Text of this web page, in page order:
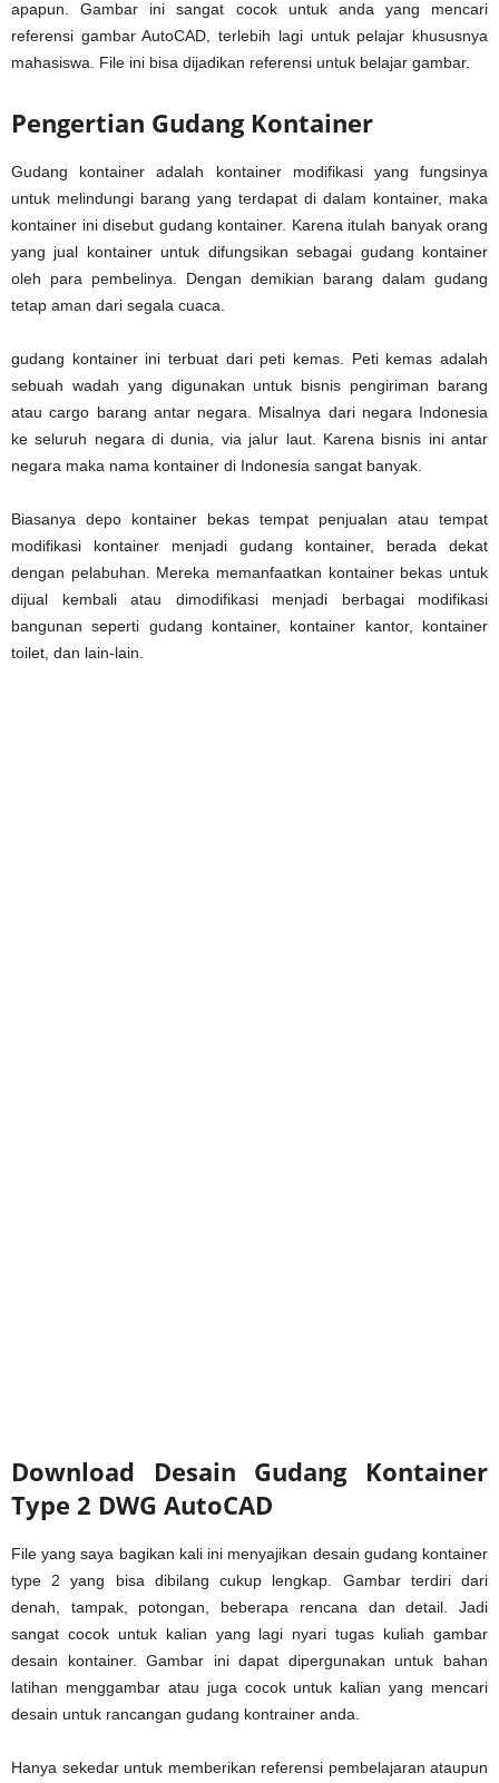
apapun. Gambar ini sangat cocok untuk anda yang mencari
referensi gambar AutoCAD, terlebih lagi untuk pelajar khususnya
mahasiswa. File ini bisa dijadikan referensi untuk belajar gambar.
Pengertian Gudang Kontainer
Gudang kontainer adalah kontainer modifikasi yang fungsinya
untuk melindungi barang yang terdapat di dalam kontainer, maka
kontainer ini disebut gudang kontainer. Karena itulah banyak orang
yang jual kontainer untuk difungsikan sebagai gudang kontainer
oleh para pembelinya. Dengan demikian barang dalam gudang
tetap aman dari segala cuaca.
gudang kontainer ini terbuat dari peti kemas. Peti kemas adalah
sebuah wadah yang digunakan untuk bisnis pengiriman barang
atau cargo barang antar negara. Misalnya dari negara Indonesia
ke seluruh negara di dunia, via jalur laut. Karena bisnis ini antar
negara maka nama kontainer di Indonesia sangat banyak.
Biasanya depo kontainer bekas tempat penjualan atau tempat
modifikasi kontainer menjadi gudang kontainer, berada dekat
dengan pelabuhan. Mereka memanfaatkan kontainer bekas untuk
dijual kembali atau dimodifikasi menjadi berbagai modifikasi
bangunan seperti gudang kontainer, kontainer kantor, kontainer
toilet, dan lain-lain.
Download Desain Gudang Kontainer
Type 2 DWG AutoCAD
File yang saya bagikan kali ini menyajikan desain gudang kontainer
type 2 yang bisa dibilang cukup lengkap. Gambar terdiri dari
denah, tampak, potongan, beberapa rencana dan detail. Jadi
sangat cocok untuk kalian yang lagi nyari tugas kuliah gambar
desain kontainer. Gambar ini dapat dipergunakan untuk bahan
latihan menggambar atau juga cocok untuk kalian yang mencari
desain untuk rancangan gudang kontrainer anda.
Hanya sekedar untuk memberikan referensi pembelajaran ataupun